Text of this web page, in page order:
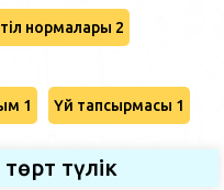
нормалары 2
1 Үй тапсырмасы 1
түлік